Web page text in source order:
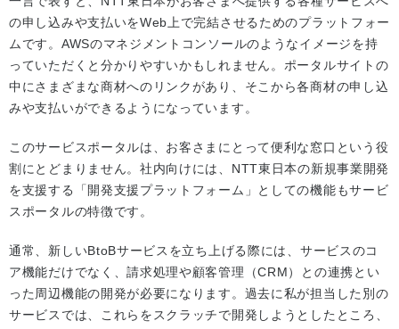
の申し込みや支払いをWeb上で完結させるためのプラットフォー
ムです。AWSのマネジメントコンソールのようなイメージを持
っていただくと分かりやすいかもしれません。ポータルサイトの
中にさまざまな商材へのリンクがあり、そこから各商材の申し込
みや支払いができるようになっています。
このサービスポータルは、お客さまにとって便利な窓口という役
割にとどまりません。社内向けには、NTT東日本の新規事業開発
を支援する「開発支援プラットフォーム」としての機能もサービ
スポータルの特徴です。
通常、新しいBtoBサービスを立ち上げる際には、サービスのコ
ア機能だけでなく、請求処理や顧客管理（CRM）との連携とい
った周辺機能の開発が必要になります。過去に私が担当した別の
サービスでは、これらをスクラッチで開発しようとしたところ、